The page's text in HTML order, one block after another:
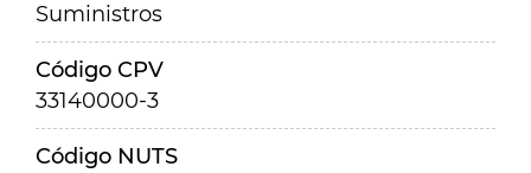
Suministros
Código CPV
33140000-3
Código NUTS